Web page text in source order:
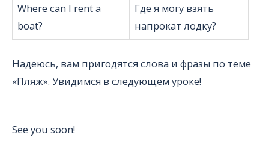
Where can I rent a
boat?
Где я могу взять
напрокат лодку?
Надеюсь, вам пригодятся слова и фразы по теме
«Пляж». Увидимся в следующем уроке!
See you soon!